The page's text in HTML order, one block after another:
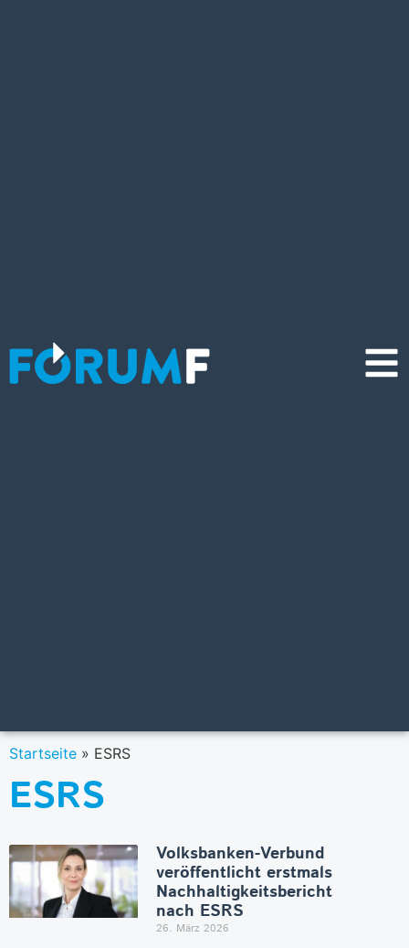
Startseite » ESRS
ESRS
Volksbanken-Verbund
veröffentlicht erstmals
Nachhaltigkeitsbericht
nach ESRS
26. März 2026